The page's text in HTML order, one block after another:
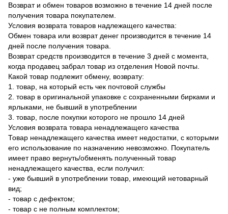
Возврат и обмен товаров возможно в течение 14 дней после
получения товара покупателем.
Условия возврата товаров надлежащего качества:
Обмен товара или возврат денег производится в течение 14
дней после получения товара.
Возврат средств производится в течение 3 дней с момента,
когда продавец забрал товар из отделения Новой почты.
Какой товар подлежит обмену, возврату:
1. товар, на который есть чек почтовой службы
2. товар в оригинальной упаковке с сохраненными бирками и
ярлыками, не бывший в употреблении
3. товар, после покупки которого не прошло 14 дней
Условия возврата товара ненадлежащего качества
Товар ненадлежащего качества имеет недостатки, с которыми
его использование по назначению невозможно. Покупатель
имеет право вернуть/обменять полученный товар
ненадлежащего качества, если получил:
- уже бывший в употреблении товар, имеющий нетоварный
вид;
- товар с дефектом;
- товар с не полным комплектом;